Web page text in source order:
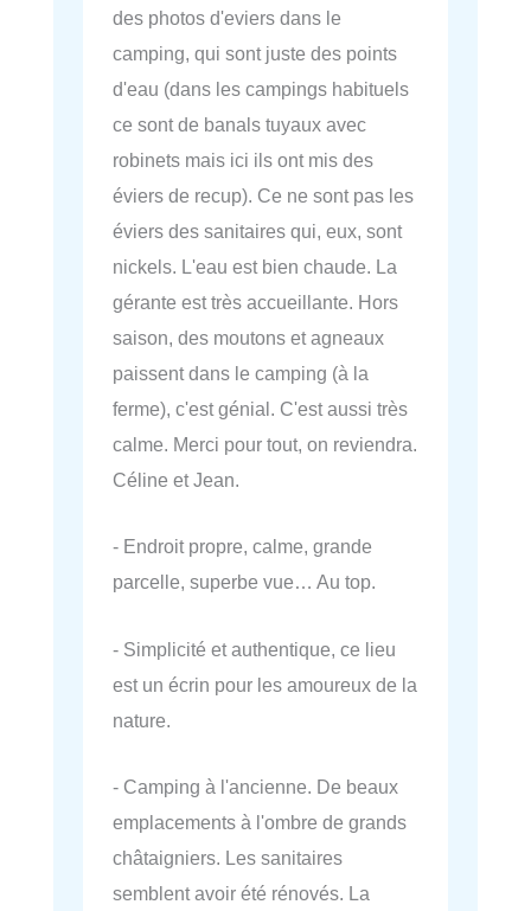
des photos d'eviers dans le
camping, qui sont juste des points
d'eau (dans les campings habituels
ce sont de banals tuyaux avec
robinets mais ici ils ont mis des
éviers de recup). Ce ne sont pas les
éviers des sanitaires qui, eux, sont
nickels. L'eau est bien chaude. La
gérante est très accueillante. Hors
saison, des moutons et agneaux
paissent dans le camping (à la
ferme), c'est génial. C'est aussi très
calme. Merci pour tout, on reviendra.
Céline et Jean.
- Endroit propre, calme, grande
parcelle, superbe vue… Au top.
- Simplicité et authentique, ce lieu
est un écrin pour les amoureux de la
nature.
- Camping à l'ancienne. De beaux
emplacements à l'ombre de grands
châtaigniers. Les sanitaires
semblent avoir été rénovés. La